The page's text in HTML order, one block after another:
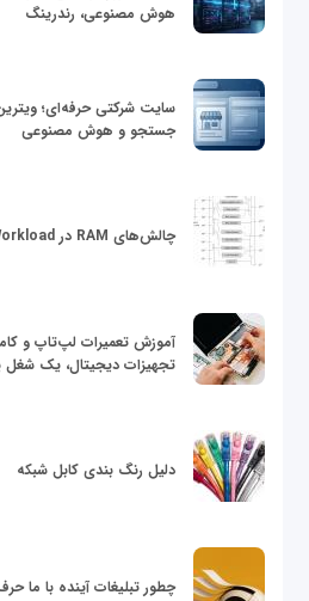
هوش مصنوعی، رندرینگ
سایت شرکتی حرفه‌ای؛
جستجو و هوش مصنوعی
چالش‌های RAM در Workloadهای محاسباتی HPC
آموزش تعمیرات لپ‌تاپ و
تجهیزات دیجیتال، یک شغل
دلیل رنگ بندی کابل شبکه
چطور تبلیغات آینده با ما